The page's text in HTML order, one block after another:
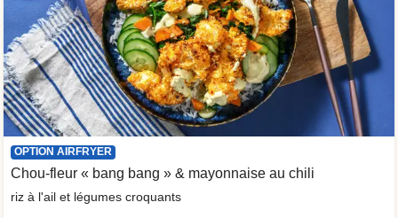
OPTION AIRFRYER
Chou-fleur « bang bang » & mayonnaise au chili
riz à l'ail et légumes croquants